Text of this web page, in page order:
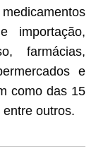
importação,
farmácias,
e
como das 15
outros.